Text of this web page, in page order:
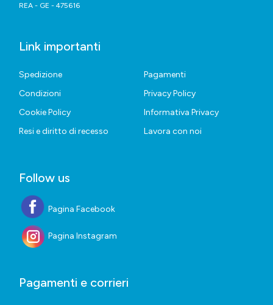
REA - GE - 475616
Link importanti
Spedizione
Pagamenti
Condizioni
Privacy Policy
Cookie Policy
Informativa Privacy
Resi e diritto di recesso
Lavora con noi
Follow us
Pagina Facebook
Pagina Instagram
Pagamenti e corrieri